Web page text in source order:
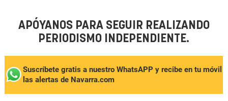
APÓYANOS PARA SEGUIR REALIZANDO
PERIODISMO INDEPENDIENTE.
Suscríbete gratis a nuestro WhatsAPP y recibe en tu móvil
las alertas de Navarra.com